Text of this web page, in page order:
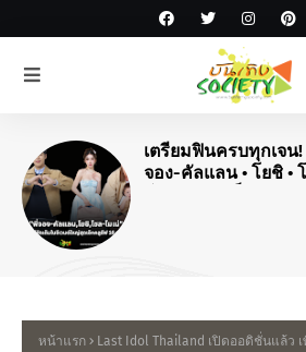
เตรียมฟินครบทุกเจ
จอง-คัลแลน • โยชิ •
หน้าแรก
Last Idol Thailand เปิดออดิชั่นแล้ว